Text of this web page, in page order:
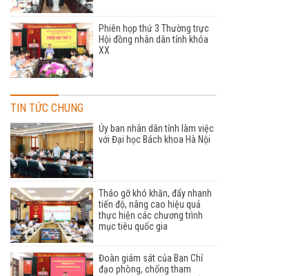
Phiên họp thứ 3 Thường trực
Hội đồng nhân dân tỉnh khóa
XX
TIN TỨC CHUNG
Ủy ban nhân dân tỉnh làm việc
với Đại học Bách khoa Hà Nội
Tháo gỡ khó khăn, đẩy nhanh
tiến độ, nâng cao hiệu quả
thực hiện các chương trình
mục tiêu quốc gia
Đoàn giám sát của Ban Chỉ
đạo phòng, chống tham